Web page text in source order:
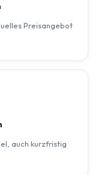
Preisangebot
auch kurzfristig